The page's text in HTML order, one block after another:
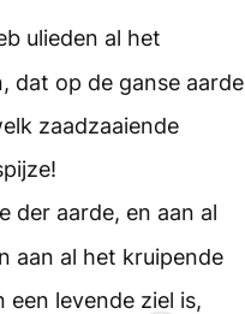
ulieden al het
dat op de ganse aarde
zaadzaaiende
der aarde, en aan al
aan al het kruipende
levende ziel is,